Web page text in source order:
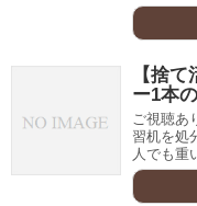
【捨
ー1本
ご視聴あ
習机を処
人でも重